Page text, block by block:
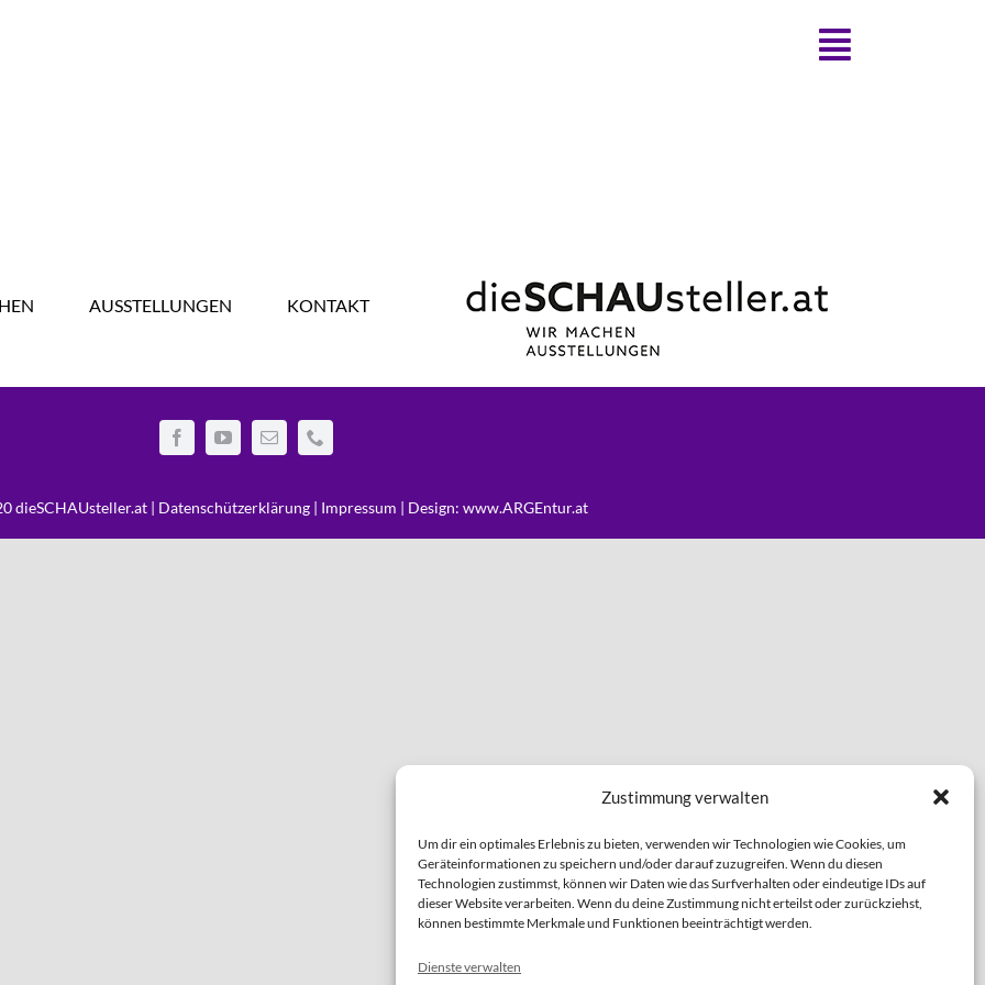
Zustimmung verwalten
Um dir ein optimales Erlebnis zu bieten, verwenden wir Technologien wie Cookies, um
Geräteinformationen zu speichern und/oder darauf zuzugreifen. Wenn du diesen
Technologien zustimmst, können wir Daten wie das Surfverhalten oder eindeutige IDs auf
dieser Website verarbeiten. Wenn du deine Zustimmung nicht erteilst oder zurückziehst,
können bestimmte Merkmale und Funktionen beeinträchtigt werden.
Dienste verwalten
AUSSTELLUNGEN KONTAKT
dieSCHAUsteller.at | Datenschützerklärung | Impressum | Design: www.ARGEntur.at